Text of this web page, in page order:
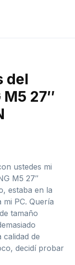
del
27″
ustedes mi
M5 27″
estaba en la
PC. Quería
tamaño
de
decidí probar